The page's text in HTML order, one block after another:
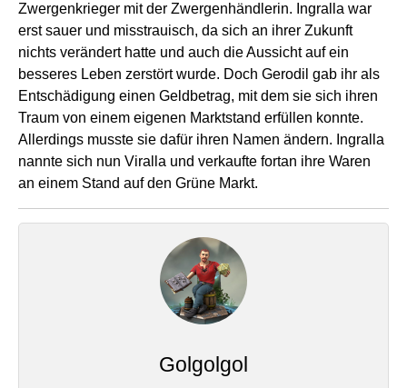
Zwergenkrieger mit der Zwergenhändlerin. Ingralla war
erst sauer und misstrauisch, da sich an ihrer Zukunft
nichts verändert hatte und auch die Aussicht auf ein
besseres Leben zerstört wurde. Doch Gerodil gab ihr als
Entschädigung einen Geldbetrag, mit dem sie sich ihren
Traum von einem eigenen Marktstand erfüllen konnte.
Allerdings musste sie dafür ihren Namen ändern. Ingralla
nannte sich nun Viralla und verkaufte fortan ihre Waren
an einem Stand auf den Grüne Markt.
Golgolgol